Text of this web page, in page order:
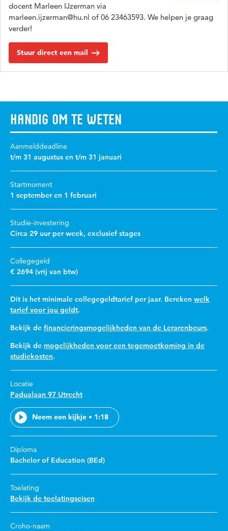
docent Marleen IJzerman via
marleen.ijzerman@hu.nl of 06 23463593. We helpen je graag
verder!
Stuur direct een mail
Handig om te weten
Aanmelddeadline
t/m 31 augustus en t/m 31 januari
Startmoment
1 september en 1 februari
Studie-investering
Circa 29 uur per week, exclusief stages
Collegegeld
€ 2694 (vrij van btw)
Dit is het minimale collegegeldtarief per jaar. Bereken welk
tarief voor jou geldt.
Bekijk de financieringsmogelijkheden van de Lerarenbeurs.
Bekijk de mogelijkheden voor een tegemoetkoming in de
studiekosten.
Locatie
Padualaan 97 Utrecht
Neem een kijkje • 1:18
Diploma
Bachelor of Education (BEd)
Toelating
Bekijk de toelatingseisen
Croho-naam